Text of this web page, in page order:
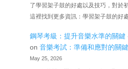
了學習架子鼓的好處以及技巧，對於
這裡找到更多資訊：學習架子鼓的好
鋼琴考級：提升音樂水準的關
on 音樂考試：準備和應對的關
May 25, 2026